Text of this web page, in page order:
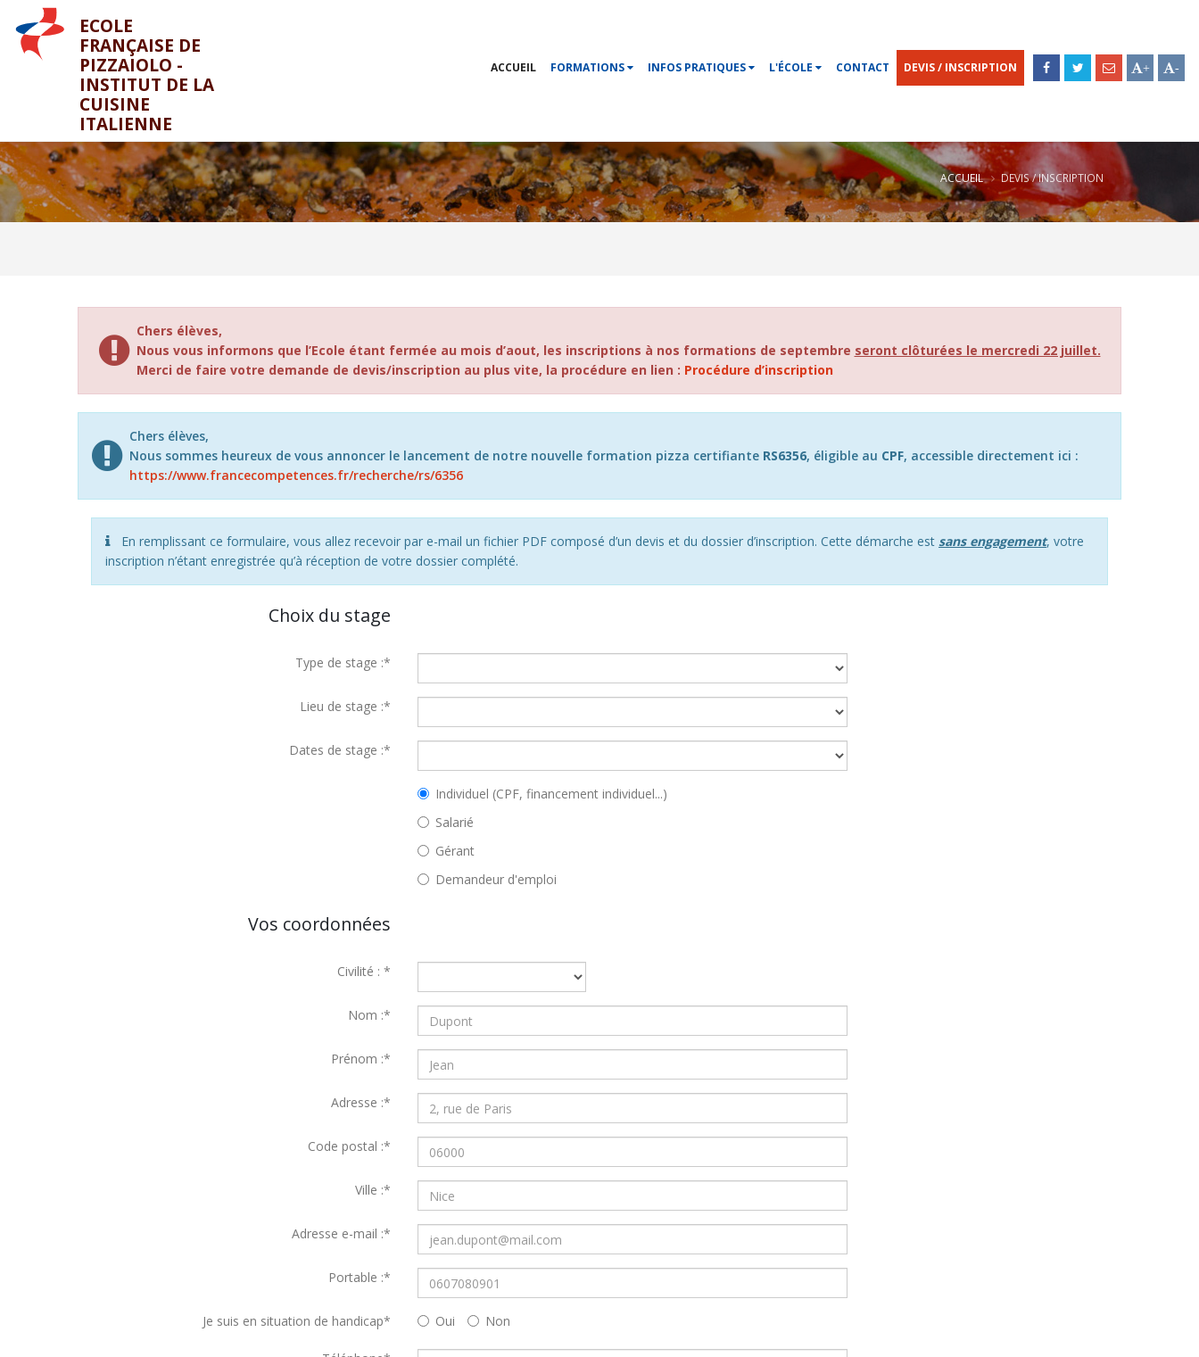
ECOLE
FRANÇAISE DE
PIZZAIOLO -
INSTITUT DE LA
CUISINE
ITALIENNE
+ -
ACCUEIL FORMATIONS INFOS PRATIQUES L'ÉCOLE CONTACT DEVIS / INSCRIPTION
ACCUEIL DEVIS / INSCRIPTION
Chers élèves,
Nous vous informons que l’Ecole étant fermée au mois d’aout, les inscriptions à nos formations de septembre seront clôturées le mercredi 22 juillet.
Merci de faire votre demande de devis/inscription au plus vite, la procédure en lien : Procédure d’inscription
Chers élèves,
Nous sommes heureux de vous annoncer le lancement de notre nouvelle formation pizza certifiante RS6356, éligible au CPF, accessible directement ici :
https://www.francecompetences.fr/recherche/rs/6356
En remplissant ce formulaire, vous allez recevoir par e-mail un fichier PDF composé d’un devis et du dossier d’inscription. Cette démarche est sans engagement, votre
inscription n’étant enregistrée qu’à réception de votre dossier complété.
Choix du stage
Type de stage :*
Lieu de stage :*
Dates de stage :*
Individuel (CPF, financement individuel...)
Salarié
Gérant
Demandeur d'emploi
Vos coordonnées
Civilité : *
Nom :*
Prénom :*
Adresse :*
Code postal :*
Ville :*
Adresse e-mail :*
Portable :*
Je suis en situation de handicap* Oui Non